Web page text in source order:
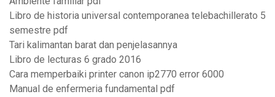
Libro de historia universal contemporanea telebachillerato 5
semestre pdf
Tari kalimantan barat dan penjelasannya
Libro de lecturas 6 grado 2016
Cara memperbaiki printer canon ip2770 error 6000
Manual de enfermeria fundamental pdf